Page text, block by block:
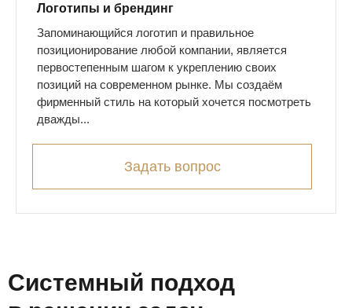
Логотипы и брендинг
Запоминающийся логотип и правильное
позиционирование любой компании, является
первостепенным шагом к укреплению своих
позиций на современном рынке. Мы создаём
фирменный стиль на который хочется посмотреть
дважды...
Задать вопрос
Системный подход